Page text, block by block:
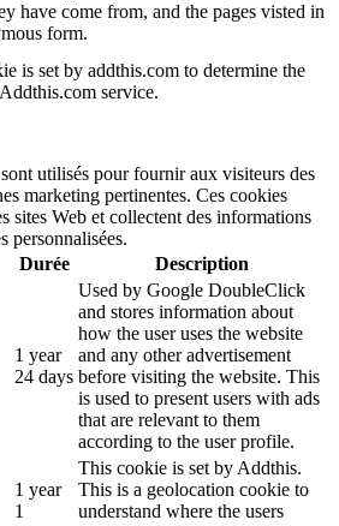
have come from, and the pages visted in
form.
is set by addthis.com to determine the
service.
utilisés pour fournir aux visiteurs des
marketing pertinentes. Ces cookies
sites Web et collectent des informations
personnalisées.
Durée Description
1 year
24 days
Used by Google DoubleClick
and stores information about
how the user uses the website
and any other advertisement
before visiting the website. This
is used to present users with ads
that are relevant to them
according to the user profile.
1 year
1
This cookie is set by Addthis.
This is a geolocation cookie to
understand where the users